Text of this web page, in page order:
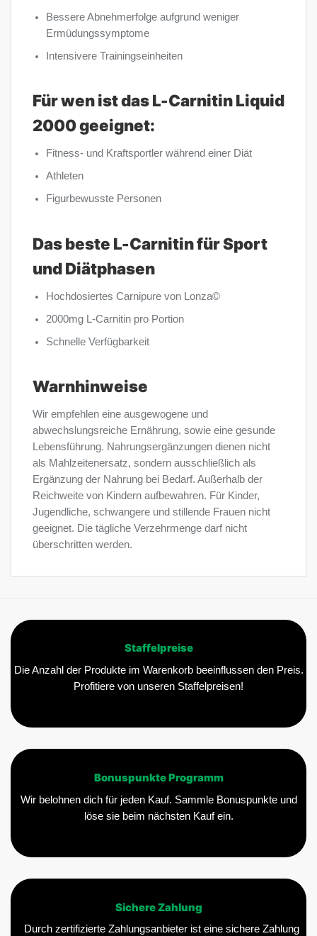
Bessere Abnehmerfolge aufgrund weniger
Ermüdungssymptome
Intensivere Trainingseinheiten
Für wen ist das L-Carnitin Liquid
2000 geeignet:
Fitness- und Kraftsportler während einer Diät
Athleten
Figurbewusste Personen
Das beste L-Carnitin für Sport
und Diätphasen
Hochdosiertes Carnipure von Lonza©
2000mg L-Carnitin pro Portion
Schnelle Verfügbarkeit
Warnhinweise
Wir empfehlen eine ausgewogene und
abwechslungsreiche Ernährung, sowie eine gesunde
Lebensführung. Nahrungsergänzungen dienen nicht
als Mahlzeitenersatz, sondern ausschließlich als
Ergänzung der Nahrung bei Bedarf. Außerhalb der
Reichweite von Kindern aufbewahren. Für Kinder,
Jugendliche, schwangere und stillende Frauen nicht
geeignet. Die tägliche Verzehrmenge darf nicht
überschritten werden.
Staffelpreise
Die Anzahl der Produkte im Warenkorb beeinflussen den Preis.
Profitiere von unseren Staffelpreisen!
Bonuspunkte Programm
Wir belohnen dich für jeden Kauf. Sammle Bonuspunkte und
löse sie beim nächsten Kauf ein.
Sichere Zahlung
Durch zertifizierte Zahlungsanbieter ist eine sichere Zahlung